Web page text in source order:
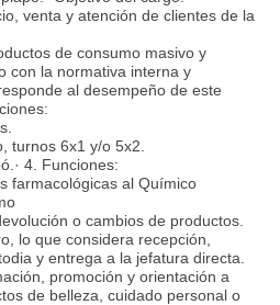
venta y atención de clientes de la
de consumo masivo y
con la normativa interna y
al desempeño de este
turnos 6x1 y/o 5x2.
4. Funciones:
farmacológicas al Químico
o cambios de productos.
lo que considera recepción,
y entrega a la jefatura directa.
promoción y orientación a
de belleza, cuidado personal o